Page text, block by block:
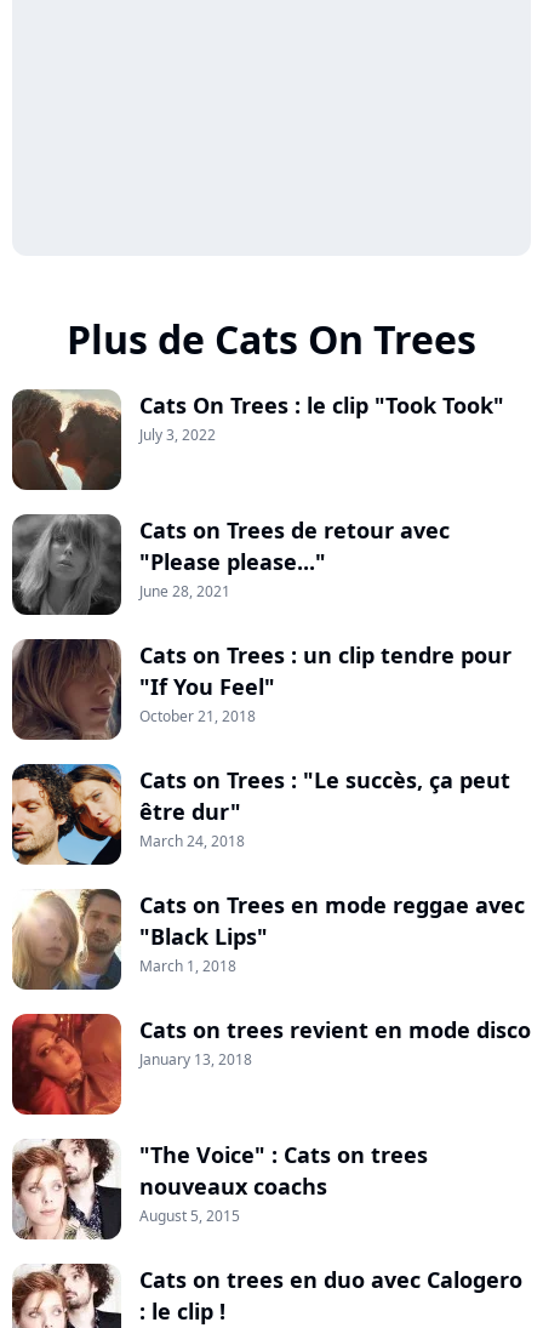
Plus de Cats On Trees
Cats On Trees : le clip "Took Took"
July 3, 2022
Cats on Trees de retour avec
"Please please..."
June 28, 2021
Cats on Trees : un clip tendre pour
"If You Feel"
October 21, 2018
Cats on Trees : "Le succès, ça peut
être dur"
March 24, 2018
Cats on Trees en mode reggae avec
"Black Lips"
March 1, 2018
Cats on trees revient en mode disco
January 13, 2018
"The Voice" : Cats on trees
nouveaux coachs
August 5, 2015
Cats on trees en duo avec Calogero
: le clip !